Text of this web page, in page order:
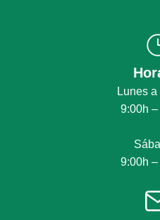
Lunes
9:00h
9:00h